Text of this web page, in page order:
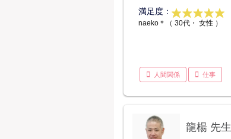
満足度：
naeko＊（ 30代・ 女性 ）
人間関係 仕事
龍楊 先生